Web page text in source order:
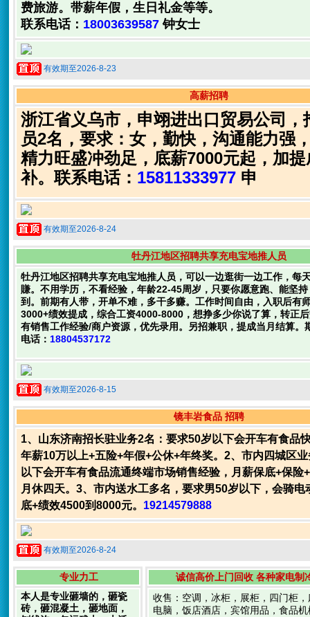
费旅游。带薪年假，生日礼金等等。
联系电话： 18003639587 钟女士
有效期至2026-8-23
高薪招聘
浙江省义乌市，申翊进出口贸易公司，
员2名，要求：女，勤快，沟通能力强
精力旺盛冲劲足，底薪7000元起，加
补。联系电话： 15811333977 申
有效期至2026-8-24
牡丹江地区招聘共享充电宝地推人员
牡丹江地区招聘共享充电宝地推人员，可以一边逛街一边工作，每
賺。不用学历，不看经验，年龄22-45周岁，只要你愿意跑、能坚
到。前期有人带，开单不难，多干多赚。工作时间自由，入职后有
3000+绩效提成，综合工资4000-8000，想挣多少你说了算，转正
有销售工作经验/商户资源，优先录用。另招兼职，提成当月结算。
电话： 18804537172
有效期至2026-8-15
镜丰岩食品 招聘
1、山东济南招长驻业务2名：要求50岁以下会开车有食品
年薪10万以上+五险+年假+公休+年终奖。2、市内四城区
以下会开车有食品流通终端市场销售经验，月薪保底+保险
月休四天。3、市内送水工多名，要求男50岁以下，会骑电
底+绩效4500到8000元。 19214579888
有效期至2026-8-24
专业力工
本人是专业砸墙的，砸瓷
砖，砸混凝土，砸地面，
诚信高价上门回收 各种家电制
收售：空调，冰柜，展柜，四门柜
电脑，饭店酒店，宾馆用品，食品